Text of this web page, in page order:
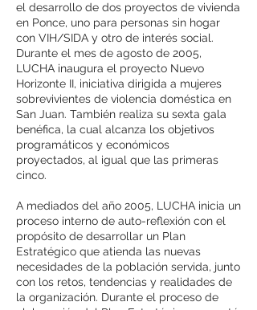
el desarrollo de dos proyectos de vivienda
en Ponce, uno para personas sin hogar
con VIH/SIDA y otro de interés social.
Durante el mes de agosto de 2005,
LUCHA inaugura el proyecto Nuevo
Horizonte II, iniciativa dirigida a mujeres
sobrevivientes de violencia doméstica en
San Juan. También realiza su sexta gala
benéfica, la cual alcanza los objetivos
programáticos y económicos
proyectados, al igual que las primeras
cinco.
A mediados del año 2005, LUCHA inicia un
proceso interno de auto-reflexión con el
propósito de desarrollar un Plan
Estratégico que atienda las nuevas
necesidades de la población servida, junto
con los retos, tendencias y realidades de
la organización. Durante el proceso de